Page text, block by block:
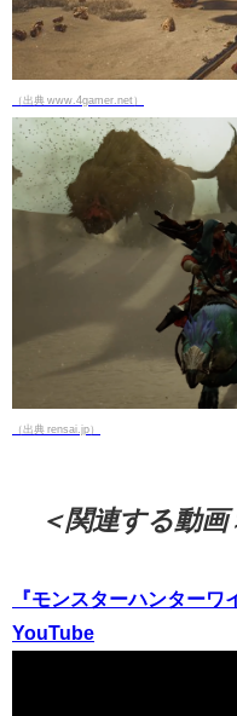
（出典 www.4gamer.net）
（出典 rensai.jp）
＜関連する動画
『モンスターハンター
YouTube